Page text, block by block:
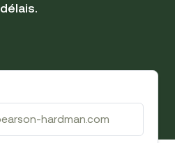
délais.